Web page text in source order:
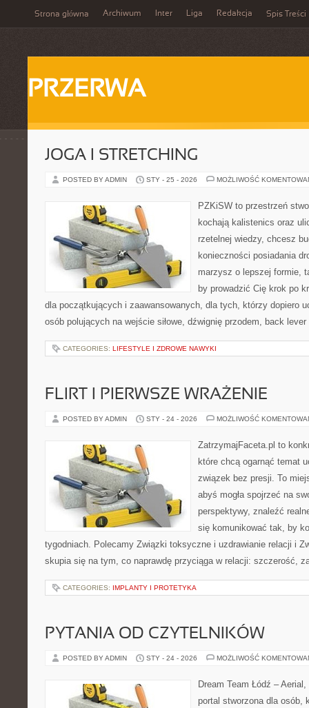
Strona główna Archiwum Inter Liga Redakcja Spis Treści
PRZERWA
JOGA I STRETCHING
POSTED BY ADMIN STY - 25 - 2026 MOŻLIWOŚĆ
PZKiSW to przestrzeń
kochają kalistenics oraz
rzetelnej wiedzy, chcesz
konieczności posiadania
marzysz o lepszej formie,
by prowadzić Cię krok po
dla początkujących i zaawansowanych, dla tych, którzy dopiero
osób polujących na wejście siłowe, dźwignię przodem, back
CATEGORIES: LIFESTYLE I ZDROWE NAWYKI
FLIRT I PIERWSZE WRAŻENIE
POSTED BY ADMIN STY - 24 - 2026 MOŻLIWOŚĆ
ZatrzymajFaceta.pl to
które chcą ogarnąć temat
związek bez presji. To
abyś mogła spojrzeć na
perspektywy, znaleźć
się komunikować tak, by
tygodniach. Polecamy Związki toksyczne i uzdrawianie relacji i
skupia się na tym, co naprawdę przyciąga w relacji: szczerość,
CATEGORIES: IMPLANTY I PROTETYKA
PYTANIA OD CZYTELNIKÓW
POSTED BY ADMIN STY - 24 - 2026 MOŻLIWOŚĆ
Dream Team Łódź –
portal stworzona dla osób,